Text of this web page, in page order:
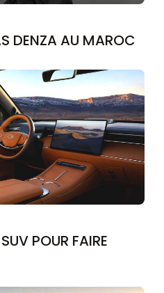
DENZA AU MAROC
POUR FAIRE